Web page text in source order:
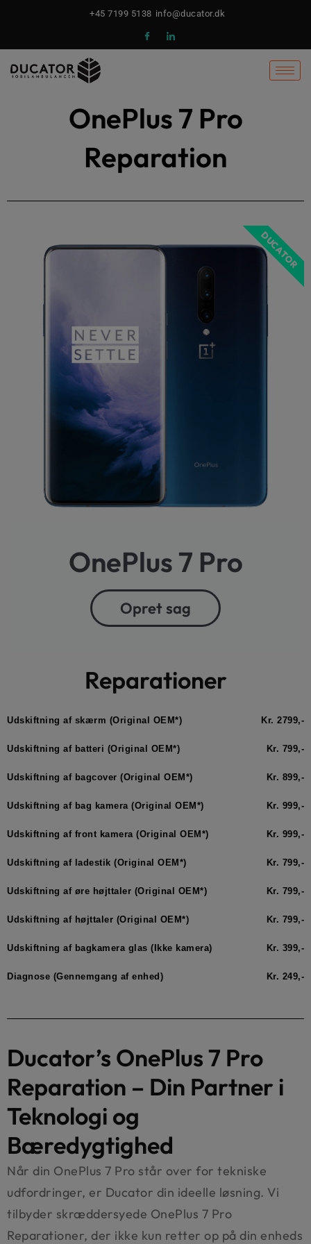
indholdet
+45 7199 5138 info@ducator.dk
OnePlus 7 Pro
Reparation
OnePlus 7 Pro
Opret sag
DUCATOR
Reparationer
Udskiftning af skærm (Original OEM*) Kr. 2799,-
Udskiftning af batteri (Original OEM*) Kr. 799,-
Udskiftning af bagcover (Original OEM*) Kr. 899,-
Udskiftning af bag kamera (Original OEM*) Kr. 999,-
Udskiftning af front kamera (Original OEM*) Kr. 999,-
Udskiftning af ladestik (Original OEM*) Kr. 799,-
Udskiftning af øre højttaler (Original OEM*) Kr. 799,-
Udskiftning af højttaler (Original OEM*) Kr. 799,-
Udskiftning af bagkamera glas (Ikke kamera) Kr. 399,-
Diagnose (Gennemgang af enhed) Kr. 249,-
Ducator’s OnePlus 7 Pro
Reparation – Din Partner i
Teknologi og
Bæredygtighed
Når din OnePlus 7 Pro står over for tekniske
udfordringer, er Ducator din ideelle løsning. Vi
tilbyder skræddersyede OnePlus 7 Pro
Reparationer, der ikke kun retter op på din enheds